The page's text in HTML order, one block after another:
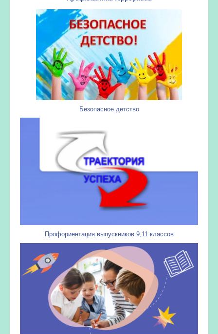
Безопасное детство
Профориентация выпускников 9,11 классов